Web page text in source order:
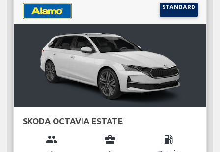
STANDARD
SKODA OCTAVIA ESTATE
group business_center local_gas_station